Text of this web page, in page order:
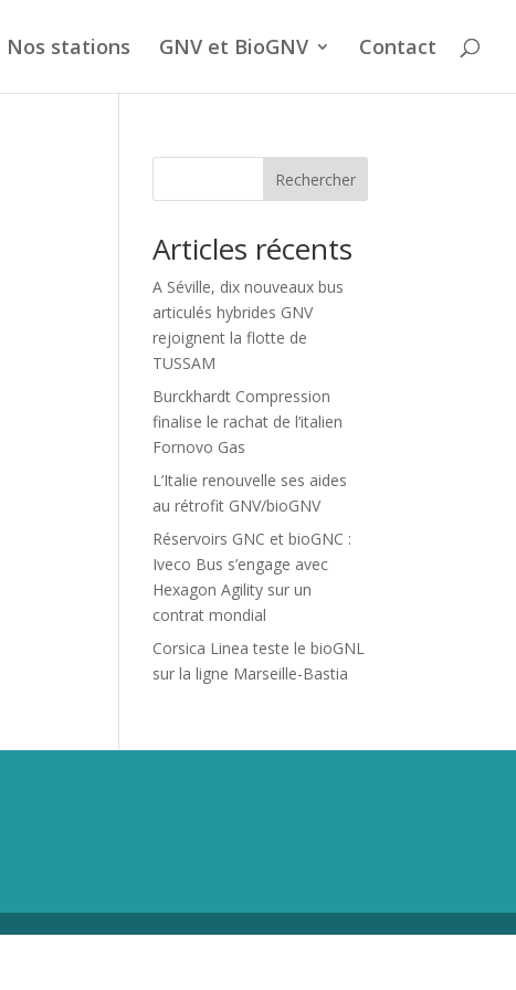
Nos stations GNV et BioGNV Contact
Rechercher
Articles récents
A Séville, dix nouveaux bus
articulés hybrides GNV
rejoignent la flotte de
TUSSAM
Burckhardt Compression
finalise le rachat de l’italien
Fornovo Gas
L’Italie renouvelle ses aides
au rétrofit GNV/bioGNV
Réservoirs GNC et bioGNC :
Iveco Bus s’engage avec
Hexagon Agility sur un
contrat mondial
Corsica Linea teste le bioGNL
sur la ligne Marseille-Bastia